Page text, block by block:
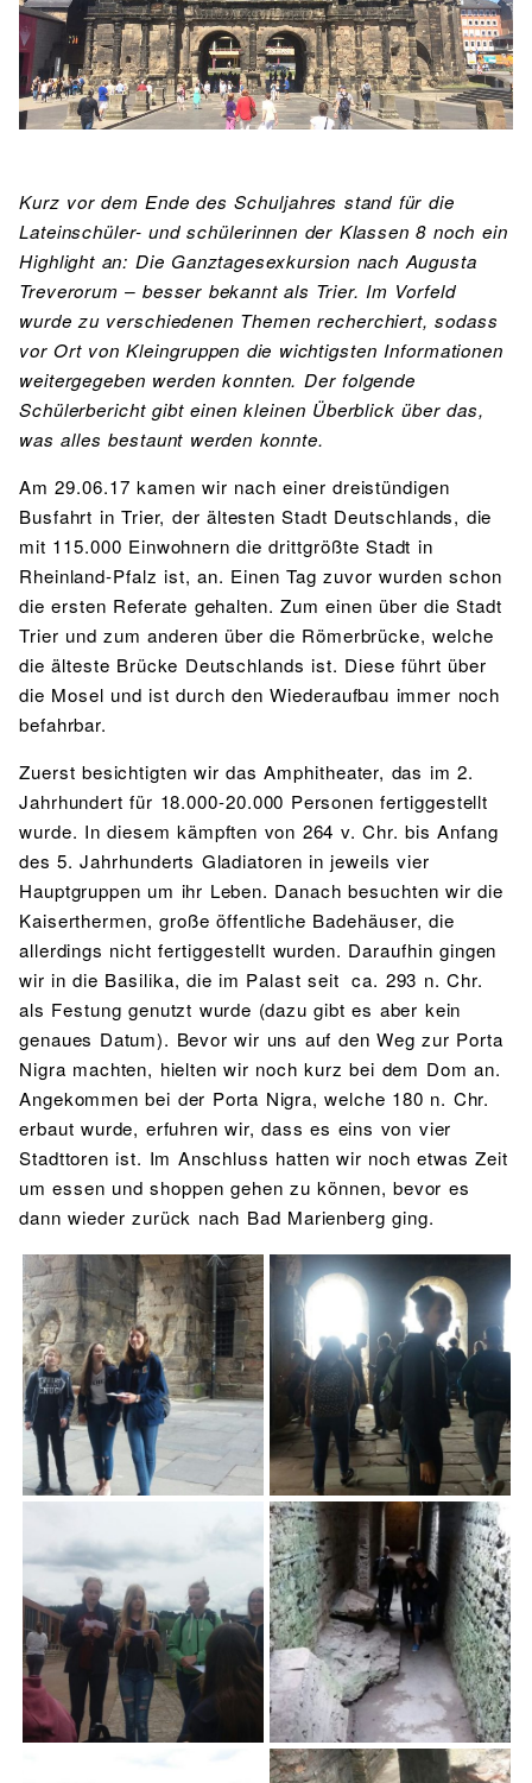
BIBLIOTHEK
Bibliothek Bibliothekskatalog
Schulbuchausleihe
Lehrmittelfreiheit
Buchempfehlungen
Mensa & Bistro Speiseplan
Ernährungskonzept
Food Scouts
FAQs
SPORT
Sport als Leistungsfach Exkursionen
Wettkämpfe
Kurz vor dem Ende des Schuljahres stand für die
Lateinschüler- und schülerinnen der Klassen 8 noch ein
Highlight an: Die Ganztagesexkursion nach Augusta
Treverorum – besser bekannt als Trier. Im Vorfeld
wurde zu verschiedenen Themen recherchiert, sodass
vor Ort von Kleingruppen die wichtigsten Informationen
weitergegeben werden konnten. Der folgende
Schülerbericht gibt einen kleinen Überblick über das,
was alles bestaunt werden konnte.
Am 29.06.17 kamen wir nach einer dreistündigen
Busfahrt in Trier, der ältesten Stadt Deutschlands, die
mit 115.000 Einwohnern die drittgrößte Stadt in
Rheinland-Pfalz ist, an. Einen Tag zuvor wurden schon
die ersten Referate gehalten. Zum einen über die Stadt
Trier und zum anderen über die Römerbrücke, welche
die älteste Brücke Deutschlands ist. Diese führt über
die Mosel und ist durch den Wiederaufbau immer noch
befahrbar.
Zuerst besichtigten wir das Amphitheater, das im 2.
Jahrhundert für 18.000-20.000 Personen fertiggestellt
wurde. In diesem kämpften von 264 v. Chr. bis Anfang
des 5. Jahrhunderts Gladiatoren in jeweils vier
Hauptgruppen um ihr Leben. Danach besuchten wir die
Kaiserthermen, große öffentliche Badehäuser, die
allerdings nicht fertiggestellt wurden. Daraufhin gingen
wir in die Basilika, die im Palast seit ca. 293 n. Chr.
als Festung genutzt wurde (dazu gibt es aber kein
genaues Datum). Bevor wir uns auf den Weg zur Porta
Nigra machten, hielten wir noch kurz bei dem Dom an.
Angekommen bei der Porta Nigra, welche 180 n. Chr.
erbaut wurde, erfuhren wir, dass es eins von vier
Stadttoren ist. Im Anschluss hatten wir noch etwas Zeit
um essen und shoppen gehen zu können, bevor es
dann wieder zurück nach Bad Marienberg ging.